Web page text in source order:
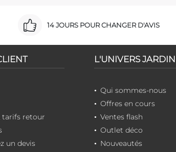
14 JOURS POUR CHANGER D'AVIS
tarifs retour
un devis
L'UNIVERS
Qui sommes-nous
Offres en cours
Ventes flash
Outlet déco
Nouveautés